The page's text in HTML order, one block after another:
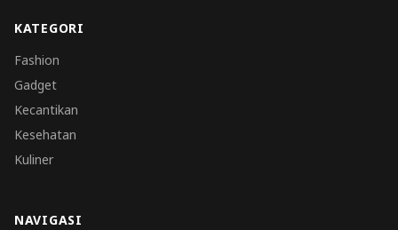
KATEGORI
Fashion
Gadget
Kecantikan
Kesehatan
Kuliner
NAVIGASI